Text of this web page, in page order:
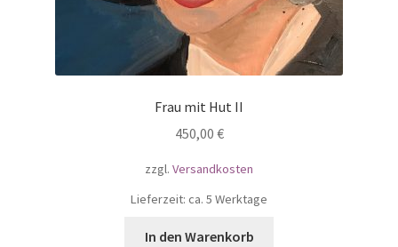
Frau mit Hut II
450,00 €
zzgl. Versandkosten
Lieferzeit: ca. 5 Werktage
In den Warenkorb